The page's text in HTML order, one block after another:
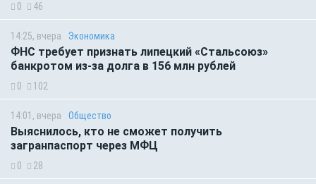
0 46
14:25, вчера Экономика
ФНС требует признать липецкий «Стальсоюз»
банкротом из-за долга в 156 млн рублей
0 102
14:01, вчера Общество
Выяснилось, кто не сможет получить
загранпаспорт через МФЦ
0 28